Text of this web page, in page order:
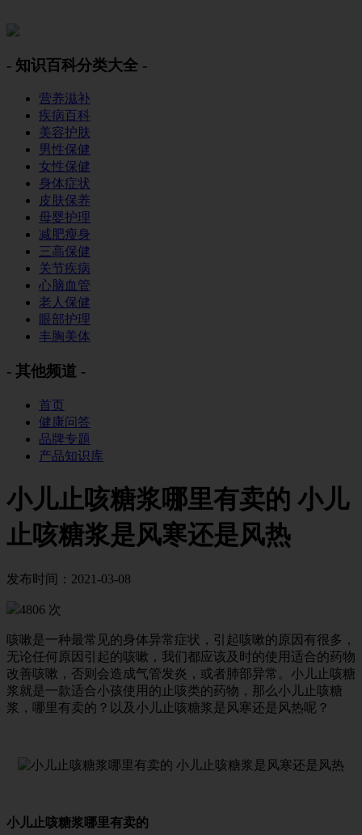
- 知识百科分类大全 -
营养滋补
疾病百科
美容护肤
男性保健
女性保健
身体症状
皮肤保养
母婴护理
减肥瘦身
三高保健
关节疾病
心脑血管
老人保健
眼部护理
丰胸美体
- 其他频道 -
首页
健康问答
品牌专题
产品知识库
小儿止咳糖浆哪里有卖的 小儿
止咳糖浆是风寒还是风热
发布时间：2021-03-08
4806 次
咳嗽是一种最常见的身体异常症状，引起咳嗽的原因有很多，
无论任何原因引起的咳嗽，我们都应该及时的使用适合的药物
改善咳嗽，否则会造成气管发炎，或者肺部异常。小儿止咳糖
浆就是一款适合小孩使用的止咳类的药物，那么小儿止咳糖
浆，哪里有卖的？以及小儿止咳糖浆是风寒还是风热呢？
小儿止咳糖浆哪里有卖的